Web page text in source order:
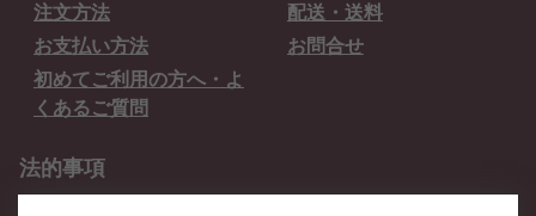
注文方法
配送・送料
お支払い方法
お問合せ
初めてご利用の方へ・よ
くあるご質問
法的事項